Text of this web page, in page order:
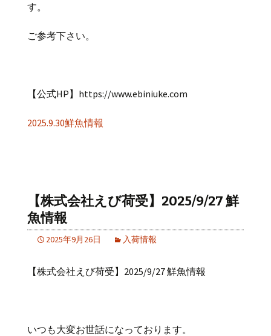
す。
ご参考下さい。
【公式HP】https://www.ebiniuke.com
2025.9.30鮮魚情報
【株式会社えび荷受】2025/9/27 鮮
魚情報
2025年9月26日 入荷情報
【株式会社えび荷受】2025/9/27 鮮魚情報
いつも大変お世話になっております。